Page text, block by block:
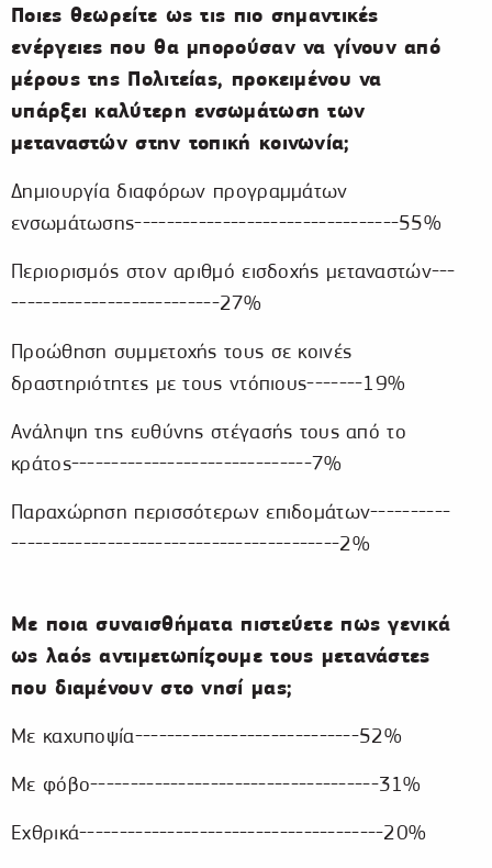
Ποιες θεωρείτε ως τις πιο σημαντικές
ενέργειες που θα μπορούσαν να γίνουν από
μέρους της Πολιτείας, προκειμένου να
υπάρξει καλύτερη ενσωμάτωση των
μεταναστών στην τοπική κοινωνία;
Δημιουργία διαφόρων προγραμμάτων
ενσωμάτωσης---------------------------------55%
Περιορισμός στον αριθμό εισδοχής μεταναστών---
--------------------------27%
Προώθηση συμμετοχής τους σε κοινές
δραστηριότητες με τους ντόπιους-------19%
Ανάληψη της ευθύνης στέγασής τους από το
κράτος------------------------------7%
Παραχώρηση περισσότερων επιδομάτων----------
-----------------------------------------2%
Με ποια συναισθήματα πιστεύετε πως γενικά
ως λαός αντιμετωπίζουμε τους μετανάστες
που διαμένουν στο νησί μας;
Με καχυποψία----------------------------52%
Με φόβο------------------------------------31%
Εχθρικά--------------------------------------20%